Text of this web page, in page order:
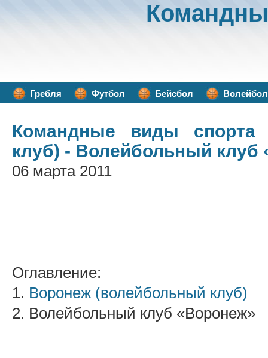
Гребля Футбол Бейсбол Волейбол
Командные виды спорта
клуб) - Волейбольный клуб
06 марта 2011
Оглавление:
1. Воронеж (волейбольный клуб)
2. Волейбольный клуб «Воронеж»